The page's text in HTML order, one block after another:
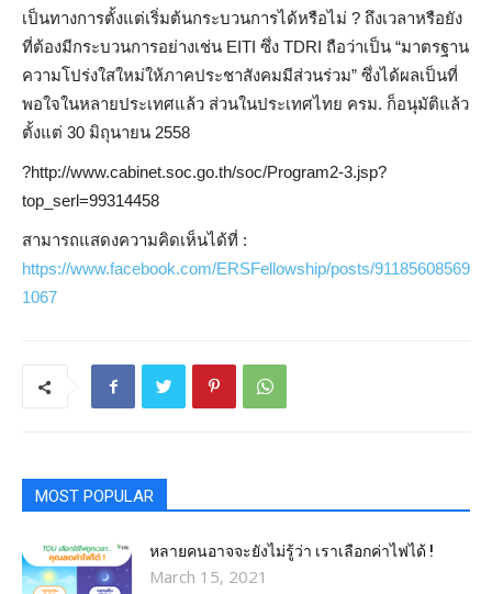
เป็นทางการตั้งแต่เริ่มต้นกระบวนการได้หรือไม่ ? ถึงเวลาหรือยัง
ที่ต้องมีกระบวนการอย่างเช่น EITI ซึ่ง TDRI ถือว่าเป็น “มาตรฐาน
ความโปร่งใสใหม่ให้ภาคประชาสังคมมีส่วนร่วม” ซึ่งได้ผลเป็นที่
พอใจในหลายประเทศแล้ว ส่วนในประเทศไทย ครม. ก็อนุมัติแล้ว
ตั้งแต่ 30 มิถุนายน 2558
?️http://www.cabinet.soc.go.th/soc/Program2-3.jsp?
top_serl=99314458
สามารถแสดงความคิดเห็นได้ที่ :
https://www.facebook.com/ERSFellowship/posts/91185608569
1067
MOST POPULAR
หลายคนอาจจะยังไม่รู้ว่า เราเลือกค่าไฟได้ !
March 15, 2021